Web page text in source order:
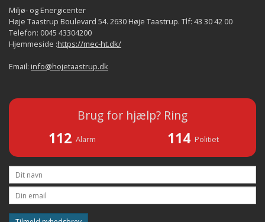
Miljø- og Energicenter
Høje Taastrup Boulevard 54. 2630 Høje Taastrup. Tlf: 43 30 42 00
Telefon: 0045 43304200
Hjemmeside :https://mec-ht.dk/
Email: info@hojetaastrup.dk
Brug for hjælp? Ring
112 Alarm 114 Politiet